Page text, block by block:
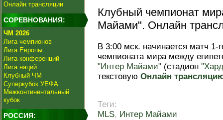
Онлайн трансляции
СОРЕВНОВАНИЯ:
ЧМ 2026
Лига чемпионов
Лига Европы
Лига конференций
Лига наций
Клубный ЧМ
Суперкубок УЕФА
Межконтинентальный
кубок
РОССИЯ:
Клубный чемпионат
Майами". Онлайн
В 3:00 мск. начинается матч 1-
чемпионата мира между
"Интер Майами" (стадион
текстовую Онлайн
Теги:
MLS, Интер Майами